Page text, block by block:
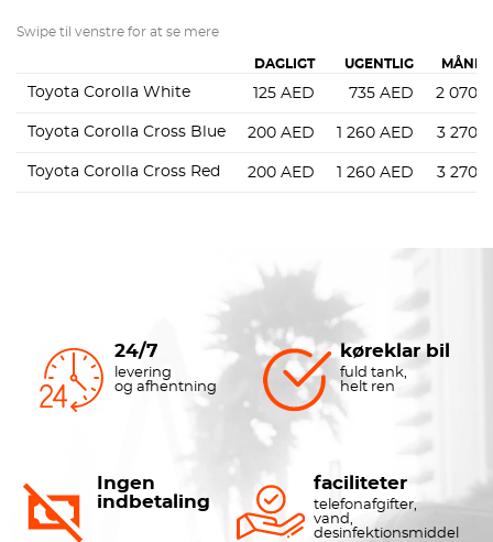
Swipe til venstre for at se mere
DAGLIGT UGENTLIG
Toyota Corolla White 125 AED 735 AED 2 070
Toyota Corolla Cross Blue 200 AED 1 260 AED 3 270
Toyota Corolla Cross Red 200 AED 1 260 AED 3 270
24/7
levering
og afhentning
køreklar bil
fuld tank,
helt ren
Ingen
indbetaling
faciliteter
telefonafgifter,
vand,
desinfektionsmiddel